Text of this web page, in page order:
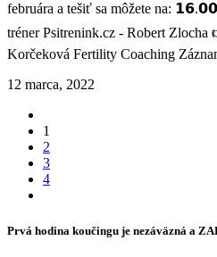
februára a tešiť sa môžete na:
tréner Psitrenink.cz - Robert
Korčeková Fertility Coaching
12 marca, 2022
1
2
3
4
Prvá hodina koučingu je nezáväzná a